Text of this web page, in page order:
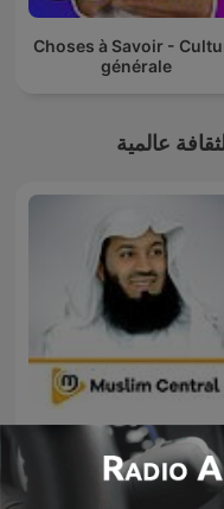
Choses à Savoir -
générale
عالمية
Mufti Menk